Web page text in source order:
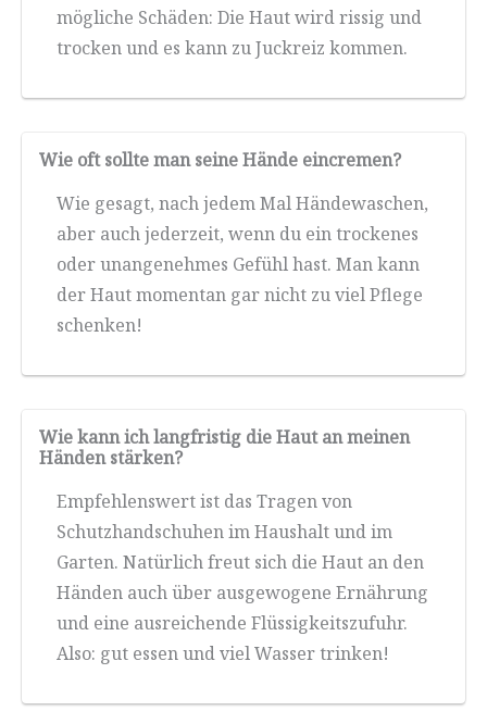
mögliche Schäden: Die Haut wird rissig und
trocken und es kann zu Juckreiz kommen.
Wie oft sollte man seine Hände eincremen?
Wie gesagt, nach jedem Mal Händewaschen,
aber auch jederzeit, wenn du ein trockenes
oder unangenehmes Gefühl hast. Man kann
der Haut momentan gar nicht zu viel Pflege
schenken!
Wie kann ich langfristig die Haut an meinen
Händen stärken?
Empfehlenswert ist das Tragen von
Schutzhandschuhen im Haushalt und im
Garten. Natürlich freut sich die Haut an den
Händen auch über ausgewogene Ernährung
und eine ausreichende Flüssigkeitszufuhr.
Also: gut essen und viel Wasser trinken!